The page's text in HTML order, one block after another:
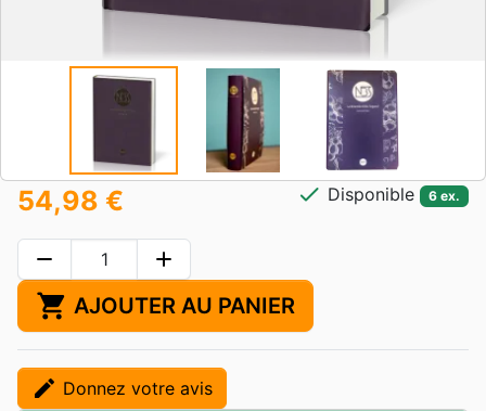
54,98 € check Disponible 6 ex.
remove add
shopping_cart AJOUTER AU PANIER
edit Donnez votre avis